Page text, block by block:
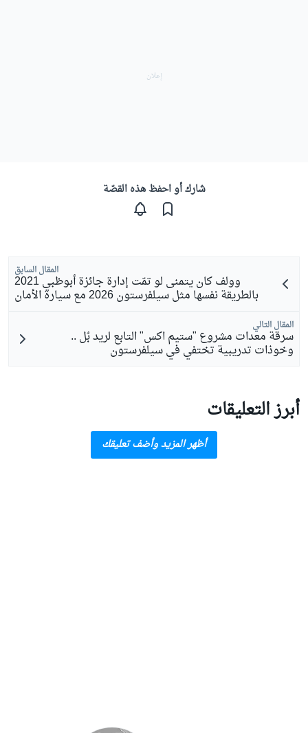
شارك أو احفظ هذه القصّة
المقال السابق
وولف كان يتمنى لو تمّت إدارة جائزة أبوظبي 2021
بالطريقة نفسها مثل سيلفرستون 2026 مع سيارة الأمان
المقال التالي
سرقة معدات مشروع "ستيم اكس" التابع لريد بُل ..
وخوذات تدريبية تختفي في سيلفرستون
أبرز التعليقات
أظهر المزيد وأضف تعليقك